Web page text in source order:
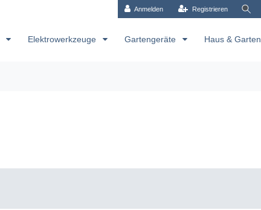
Anmelden Registrieren
Elektrowerkzeuge Gartengeräte Haus & Garten